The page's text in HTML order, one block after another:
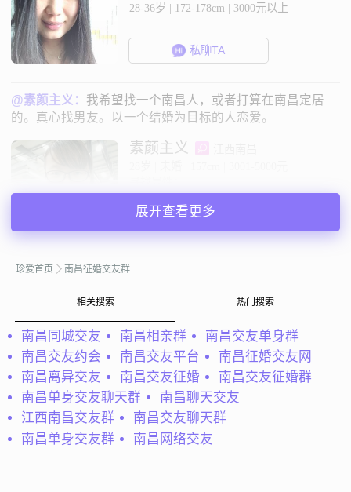
28-36岁 | 172-178cm | 3000元以上
私聊TA
@素颜主义： 我希望找一个南昌人，或者打算在南昌定居
的。真心找男友。以一个结婚为目标的人恋爱。
素颜主义
心，体贴，专注的男孩，现在常住地点在南昌市青云谱区，
我平时的休闲时间喜欢运动、旅游，我想时机成熟就结婚，
希望将来过相濡以沫、相互扶持、相互倾...
真爱至上
江西南昌
36岁 | 未婚 | 167cm | 3001-5000元
寻找异性：
18-24岁 | 150-163cm | 未婚
展开查看更多
珍爱首页 南昌征婚交友群
相关搜索 热门搜索
南昌同城交友 南昌相亲群
南昌交友单身群
南昌交友约会
南昌交友平台
南昌征婚交友网
南昌离异交友
南昌交友征婚
南昌交友征婚群
南昌单身交友聊天群
南昌聊天交友
江西南昌交友群
南昌交友聊天群
南昌单身交友群
南昌网络交友